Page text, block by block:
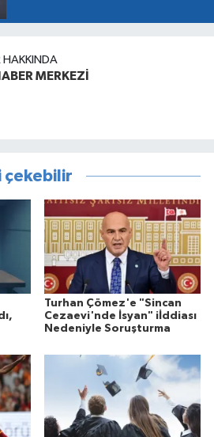
HAKKINDA
MERKEZİ
çekebilir
Turhan Çömez'e "Sincan
Cezaevi'nde İsyan" iİddiası
Nedeniyle Soruşturma